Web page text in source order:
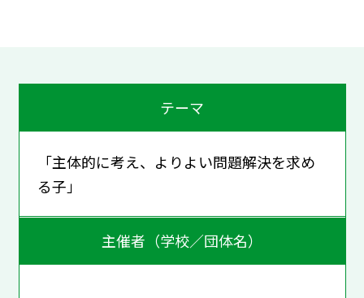
テーマ
「主体的に考え、よりよい問題解決を求め
る子」
主催者（学校／団体名）